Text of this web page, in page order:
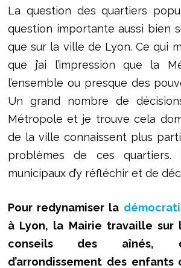
La question des quartiers
question importante aussi bien
que sur la ville de Lyon. Ce qui
que j’ai l’impression que la
l’ensemble ou presque des
Un grand nombre de
Métropole et je trouve cela
de la ville connaissent plus
problèmes de ces quartiers.
municipaux d’y réfléchir et de
Pour redynamiser la
à Lyon, la Mairie travaille sur
conseils des aînés,
d’arrondissement des enfants